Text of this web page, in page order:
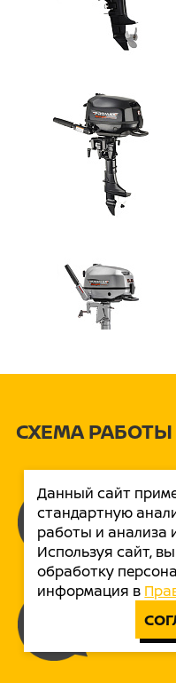
СХЕМА РАБОТЫ
Вы
звоните
доставки
Данный сайт
стандартную
работы и анализа
Используя сайт,
обработку
информация в